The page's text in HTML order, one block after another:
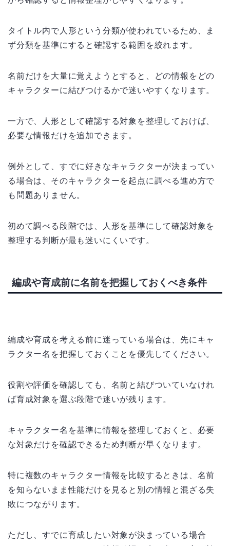
タイトル内で人形という分類が使われているため、ま
ず分類を基準にすると確認する範囲を絞れます。
名前だけを大量に覚えようとすると、どの情報をどの
キャラクターに結びつけるかで迷いやすくなります。
一方で、人形として確認する対象を整理しておけば、
必要な情報だけを追加できます。
例外として、すでに好きなキャラクターが決まってい
る場合は、そのキャラクターを起点に調べる進め方で
も問題ありません。
初めて調べる段階では、人形を基準にして確認対象を
整理する判断が最も迷いにくいです。
編成や育成前に名前を把握しておくべき条件
編成や育成を考える前に迷っている場合は、先にキャ
ラクター名を把握しておくことを優先してください。
役割や評価を確認しても、名前と結びついていなけれ
ば育成対象を選ぶ段階で迷いが残ります。
キャラクター名を基準に情報を整理しておくと、必要
な対象だけを確認できるため判断が早くなります。
特に複数のキャラクター情報を比較するときは、名前
を知らないまま性能だけを見ると別の情報と混ざる失
敗につながります。
ただし、すでに育成したい対象が決まっている場合